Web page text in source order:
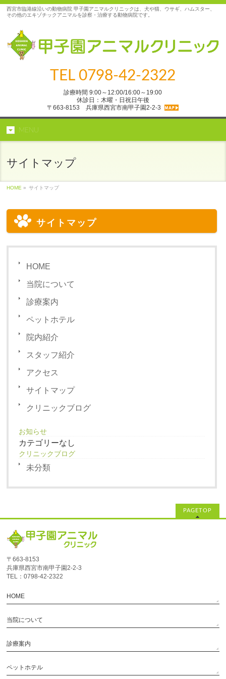
西宮市臨港線沿いの動物病院 甲子園アニマルクリニックは、犬や猫、ウサギ、ハムスター、
その他のエキゾチックアニマルを診察・治療する動物病院です。
TEL 0798-42-2322
診療時間 9:00～12:00/16:00～19:00
休診日：木曜・日祝日午後
〒663-8153 兵庫県西宮市南甲子園2‐2‐3
MENU
サイトマップ
HOME » サイトマップ
サイトマップ
HOME
当院について
診療案内
ペットホテル
院内紹介
スタッフ紹介
アクセス
サイトマップ
クリニックブログ
お知らせ
カテゴリーなし
クリニックブログ
未分類
PAGETOP
〒663-8153
兵庫県西宮市南甲子園2‐2‐3
TEL：0798-42-2322
HOME
当院について
診療案内
ペットホテル